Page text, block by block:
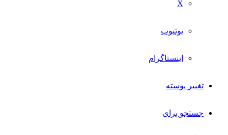
X
یوتیوب
اینستاگرام
تغییر پوسته
جستجو برای